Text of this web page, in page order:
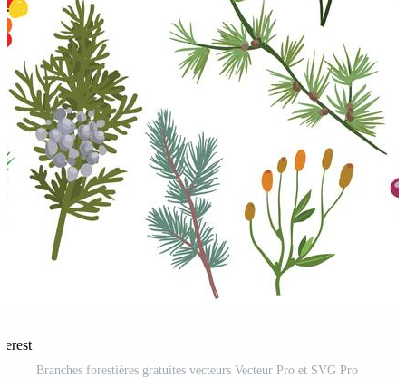
Branches forestières gratuites vecteurs Vecteur Pro et SVG Pro